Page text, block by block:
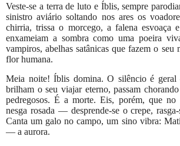
Veste-se a terra de luto e Íblis, sempre
sinistro aviário soltando nos ares os
chirria, trissa o morcego, a falena esvoaça
enxameiam a sombra como uma poeira
vampiros, abelhas satânicas que fazem o seu
flor humana.
Meia noite! Íblis domina. O silêncio é
brilham o seu viajar eterno, passam
pedregosos. É a morte. Eis, porém, que no
nesga rosada — desprende-se o crepe,
Canta um galo no campo, um sino vibra:
— a aurora.